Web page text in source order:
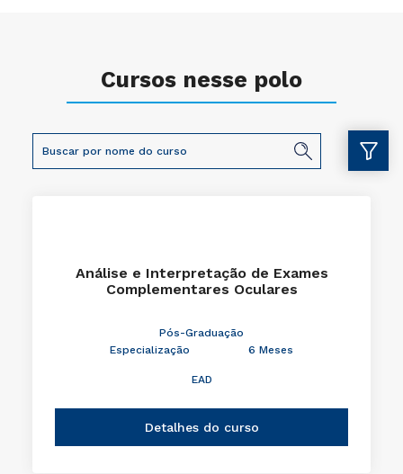
Cursos nesse polo
Análise e Interpretação de Exames
Complementares Oculares
Pós-Graduação
Especialização
6 Meses
EAD
Detalhes do curso